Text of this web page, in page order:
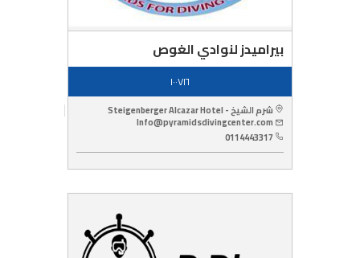
بيراميدز لنوادي الغوص
١٠٠٧١٦
شرم الشيخ - Steigenberger Alcazar Hotel
Info@pyramidsdivingcenter.com
0114443317